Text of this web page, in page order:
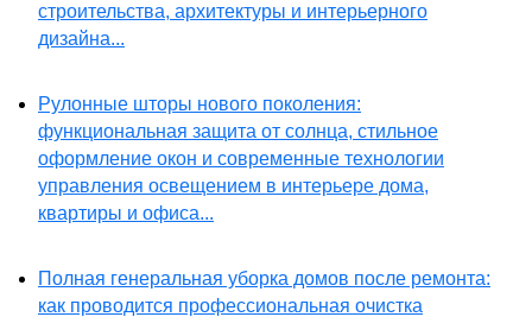
строительства, архитектуры и интерьерного
дизайна...
Рулонные шторы нового поколения:
функциональная защита от солнца, стильное
оформление окон и современные технологии
управления освещением в интерьере дома,
квартиры и офиса...
Полная генеральная уборка домов после ремонта:
как проводится профессиональная очистка